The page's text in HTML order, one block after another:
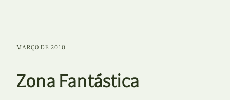
MARÇO DE 2010
Zona Fantástica